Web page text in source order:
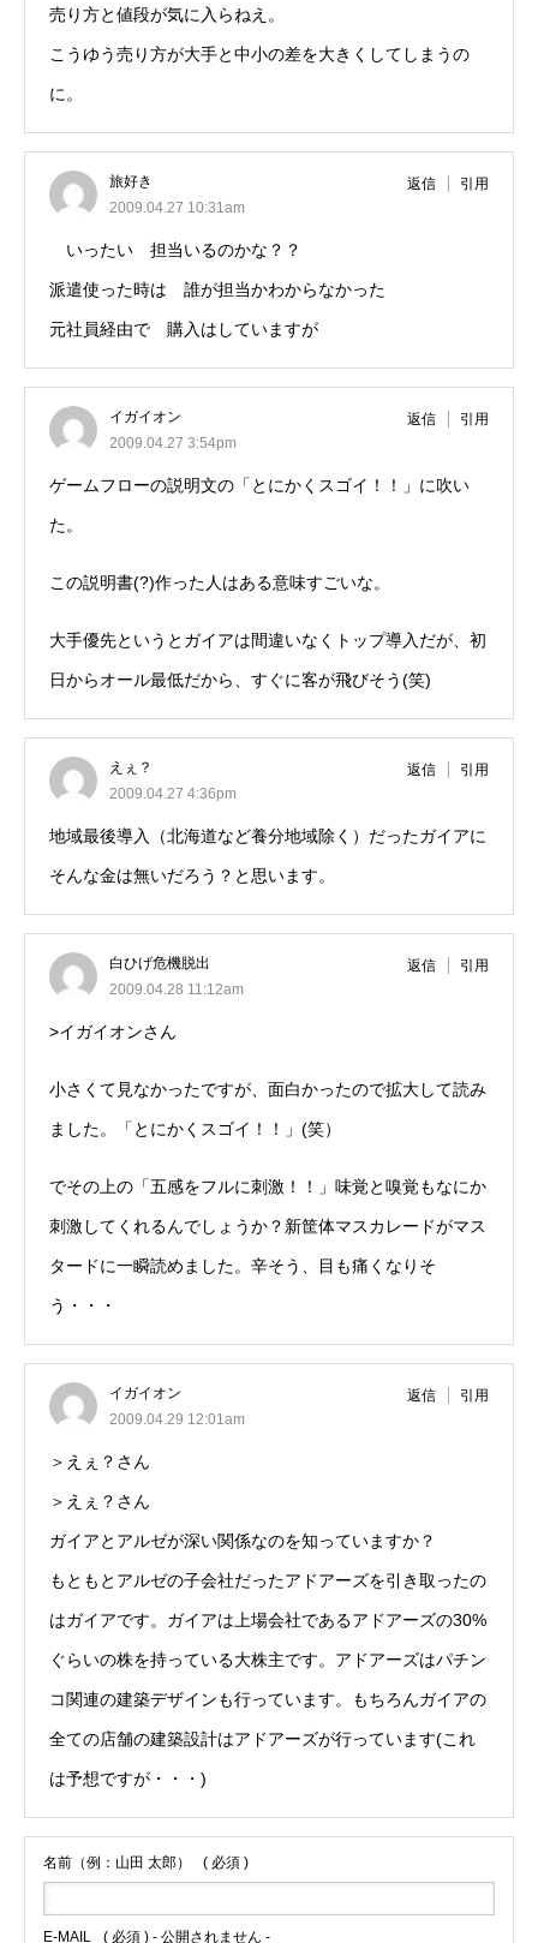
売り方と値段が気に入らねえ。
こうゆう売り方が大手と中小の差を大きくしてしまうの
に。
旅好き
2009.04.27 10:31am
返信 引用
いったい 担当いるのかな？？
派遣使った時は 誰が担当かわからなかった
元社員経由で 購入はしていますが
イガイオン
2009.04.27 3:54pm
返信 引用
ゲームフローの説明文の「とにかくスゴイ！！」に吹い
た。
この説明書(?)作った人はある意味すごいな。
大手優先というとガイアは間違いなくトップ導入だが、初
日からオール最低だから、すぐに客が飛びそう(笑)
えぇ？
2009.04.27 4:36pm
返信 引用
地域最後導入（北海道など養分地域除く）だったガイアに
そんな金は無いだろう？と思います。
白ひげ危機脱出
2009.04.28 11:12am
返信 引用
>イガイオンさん
小さくて見なかったですが、面白かったので拡大して読み
ました。「とにかくスゴイ！！」(笑）
でその上の「五感をフルに刺激！！」味覚と嗅覚もなにか
刺激してくれるんでしょうか？新筐体マスカレードがマス
タードに一瞬読めました。辛そう、目も痛くなりそ
う・・・
イガイオン
2009.04.29 12:01am
返信 引用
＞えぇ？さん
＞えぇ？さん
ガイアとアルゼが深い関係なのを知っていますか？
もともとアルゼの子会社だったアドアーズを引き取ったの
はガイアです。ガイアは上場会社であるアドアーズの30%
ぐらいの株を持っている大株主です。アドアーズはパチン
コ関連の建築デザインも行っています。もちろんガイアの
全ての店舗の建築設計はアドアーズが行っています(これ
は予想ですが・・・)
名前（例：山田 太郎） ( 必須 )
E-MAIL ( 必須 ) - 公開されません -